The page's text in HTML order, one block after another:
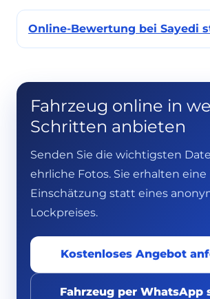
Online-Bewertung bei Sayedi
Fahrzeug online in
Schritten anbieten
Senden Sie die wichtigsten
ehrliche Fotos. Sie erhalten
Einschätzung statt eines
Lockpreises.
Kostenloses Angebot
Fahrzeug per WhatsApp